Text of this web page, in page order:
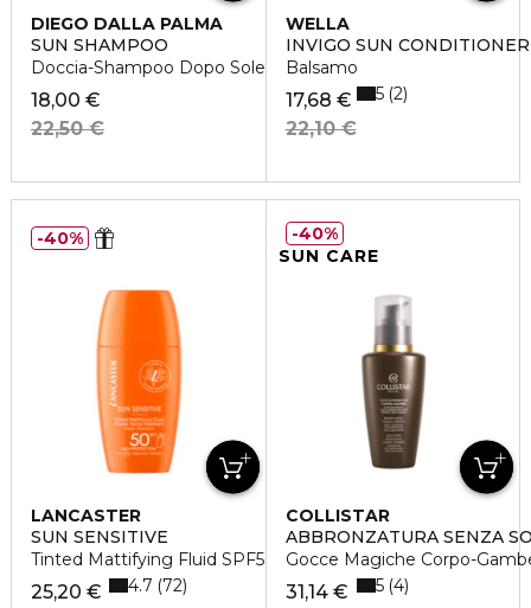
DIEGO DALLA PALMA
SUN SHAMPOO
Doccia-Shampoo Dopo Sole Rigenerante Corpo e Capelli
18,00 €
22,50 €
WELLA
INVIGO SUN CONDITIONER
Balsamo
17,68 €
22,10 €
5 2
LANCASTER
SUN SENSITIVE
Tinted Mattifying Fluid SPF50
25,20 €
4.7 72
40%
SUN CARE
COLLISTAR
ABBRONZATURA SENZA
Gocce Magiche Corpo-
31,14 €
5 4
40%